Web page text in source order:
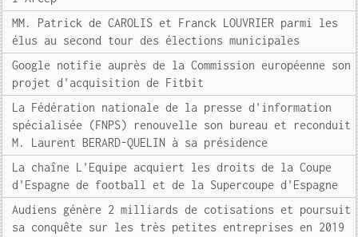
MM. Patrick de CAROLIS et Franck LOUVRIER parmi les
élus au second tour des élections municipales
Google notifie auprès de la Commission européenne son
projet d'acquisition de Fitbit
La Fédération nationale de la presse d'information
spécialisée (FNPS) renouvelle son bureau et reconduit
M. Laurent BERARD-QUELIN à sa présidence
La chaîne L'Equipe acquiert les droits de la Coupe
d'Espagne de football et de la Supercoupe d'Espagne
Audiens génère 2 milliards de cotisations et poursuit
sa conquête sur les très petites entreprises en 2019